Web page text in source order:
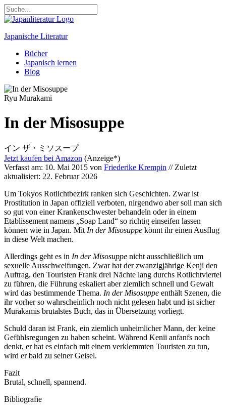
Japanische Literatur
Bücher
Japanisch lernen
Blog
Ryu Murakami
In der Misosuppe
イン ザ・ミソスープ
Jetzt kaufen bei Amazon (Anzeige*)
Verfasst am: 10. Mai 2015 von Friederike Krempin // Zuletzt
aktualisiert: 22. Februar 2026
Um Tokyos Rotlichtbezirk ranken sich Geschichten. Zwar ist
Prostitution in Japan offiziell verboten, nirgendwo aber soll man sich
so gut von einer Krankenschwester behandeln oder in einem
Etablissement namens „Soap Land“ so richtig einseifen lassen
können wie in Japan. Mit In der Misosuppe könnt ihr einen Ausflug
in diese Welt machen.
Allerdings geht es in In der Misosuppe nicht ausschließlich um
sexuelle Ausschweifungen. Zwar hat der zwanzigjährige Kenji den
Auftrag, den Touristen Frank drei Nächte lang durchs Rotlichtviertel
zu führen, die Führung eskaliert aber ziemlich schnell und Gewalt
wird das bestimmende Thema. In der Misosuppe enthält Szenen, die
ihr vorher so wahrscheinlich noch nicht gelesen habt und ist sicher
Murakamis brutalstes Buch, das in Übersetzung vorliegt.
Schuld daran ist Frank, ein ziemlich unheimlicher Mann, der keine
Gefühlsregungen zu haben scheint. Während Kenii anfanfs noch
denkt, er hat es einfach mit einem verklemmten Touristen zu tun,
wird er bald zu seiner Geisel.
Fazit
Brutal, schnell, spannend.
Bibliografie